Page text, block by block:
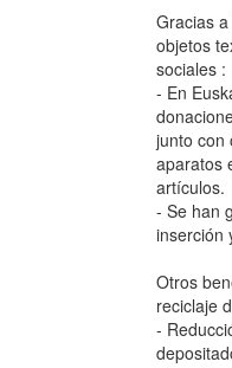
Gracias
objetos
sociales :
- En
junto con
aparatos
artículos.
- Se han
inserción
Otros
reciclaje
-